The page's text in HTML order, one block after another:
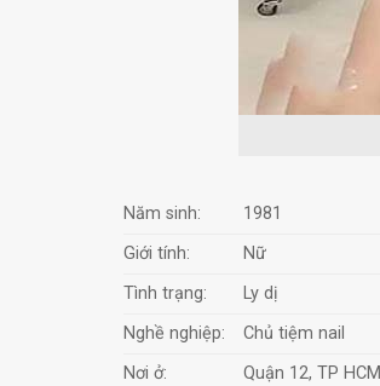
Năm sinh:
1981
Giới tính:
Nữ
Tình trạng:
Ly dị
Nghề nghiệp:
Chủ tiệm nail
Nơi ở:
Quận 12, TP HCM